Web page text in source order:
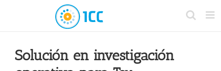
Solución en investigación